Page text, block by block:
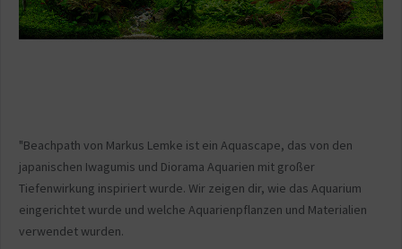
"Beachpath von Markus Lemke ist ein Aquascape, das von den
japanischen Iwagumis und Diorama Aquarien mit großer
Tiefenwirkung inspiriert wurde. Wir zeigen dir, wie das Aquarium
eingerichtet wurde und welche Aquarienpflanzen und Materialien
verwendet wurden.